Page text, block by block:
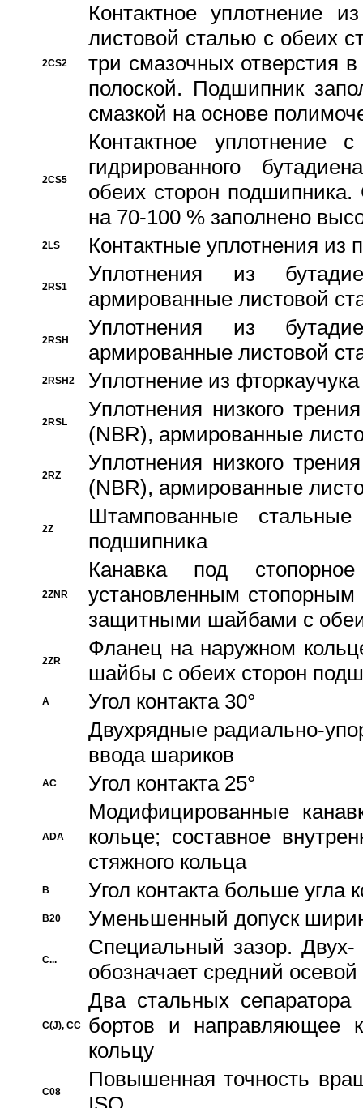
2CS2
Контактное уплотнение
листовой сталью с обеих
три смазочных отверстия
полоской. Подшипник
смазкой на основе
2CS5
Контактное уплотнение
гидрированного
обеих сторон
на 70-100 % заполнено
2LS Контактные уплотнения из
2RS1
Уплотнения из
армированные листовой
2RSH
Уплотнения из
армированные листовой
2RSH2 Уплотнение из
2RSL
Уплотнения низкого
(NBR), армированные
2RZ
Уплотнения низкого
(NBR), армированные
2Z
Штампованные
подшипника
2ZNR
Канавка под
установленным
защитными шайбами с
2ZR
Фланец на наружном
шайбы с обеих сторон
A
Угол контакта 30°
Двухрядные радиально-
ввода шариков
AC Угол контакта 25°
ADA
Модифицированные
кольце; составное
стяжного кольца
B Угол контакта больше угла
B20 Уменьшенный допуск
C...
Специальный зазор.
обозначает средний
C(J), CC
Два стальных сепаратора
бортов и направляющее
кольцу
C08
Повышенная точность